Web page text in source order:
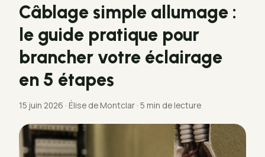
Déco
Immobilier
Jardinage
Câblage simple allumage :
le guide pratique pour
brancher votre éclairage
en 5 étapes
15 juin 2026 · Élise de Montclar · 5 min de lecture